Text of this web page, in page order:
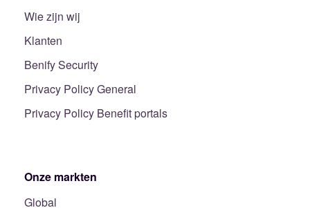
Wie zijn wij
Klanten
Benify Security
Privacy Policy General
Privacy Policy Benefit portals
Onze markten
Global